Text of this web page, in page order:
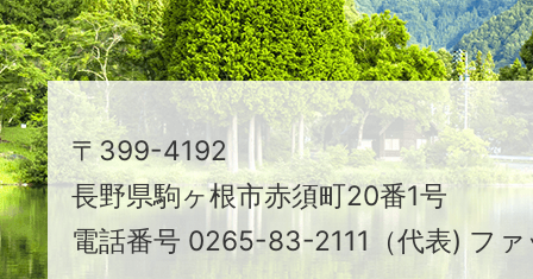
ま
ち
駒
ヶ
根
市
〒399-4192
長野県駒ヶ根市赤須町20番1号
電話番号 0265-83-2111（代表) フ